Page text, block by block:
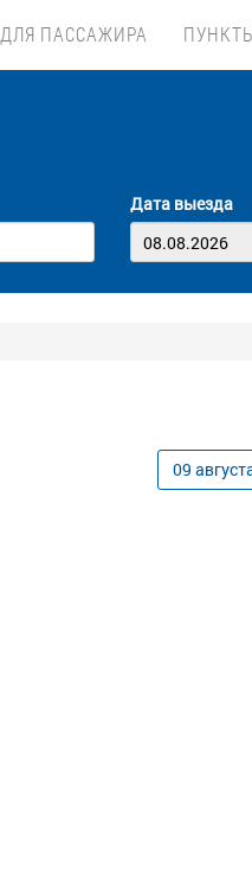
ДЛЯ ПАССАЖИРА
Дата выезда
09